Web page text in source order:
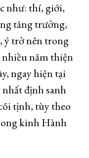
như: thí, giới,
tăng trưởng,
ý trở nên trong
năm thiện
ngay hiện tại
nhất định sanh
tịnh, tùy theo
kinh Hành